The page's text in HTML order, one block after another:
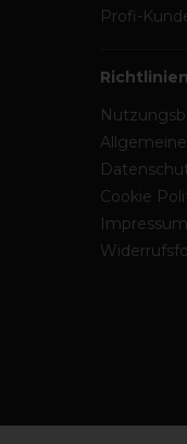
Profi-
Richtlinien
Cookie
Impressum